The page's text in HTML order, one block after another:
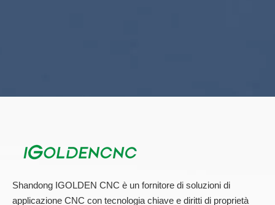
Shandong IGOLDEN CNC è un fornitore di soluzioni di
applicazione CNC con tecnologia chiave e diritti di proprietà